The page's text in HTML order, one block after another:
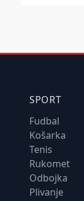
SPORT
Fudbal
Košarka
Tenis
Rukomet
Odbojka
Plivanje